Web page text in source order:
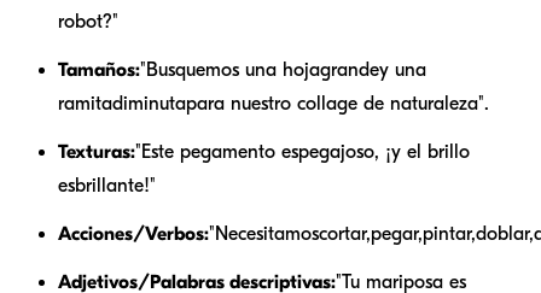
robot?"
Tamaños:"Busquemos una hojagrandey una
ramitadiminutapara nuestro collage de naturaleza".
Texturas:"Este pegamento espegajoso, ¡y el brillo
esbrillante!"
Acciones/Verbos:"Necesitamoscortar,pegar,pintar,doblar,
Adjetivos/Palabras descriptivas:"Tu mariposa es